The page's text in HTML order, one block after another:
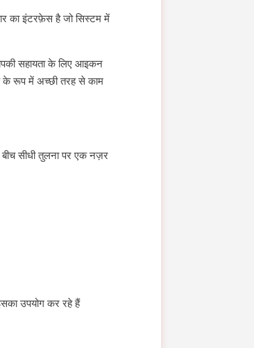
का इंटरफ़ेस है जो सिस्टम में
सहायता के लिए आइकन
के रूप में अच्छी तरह से काम
सीधी तुलना पर एक नज़र
उपयोग कर रहे हैं